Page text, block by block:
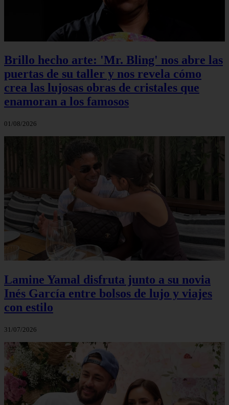
Brillo hecho arte: 'Mr. Bling' nos abre las
puertas de su taller y nos revela cómo
crea las lujosas obras de cristales que
enamoran a los famosos
01/08/2026
Lamine Yamal disfruta junto a su novia
Inés García entre bolsos de lujo y viajes
con estilo
31/07/2026